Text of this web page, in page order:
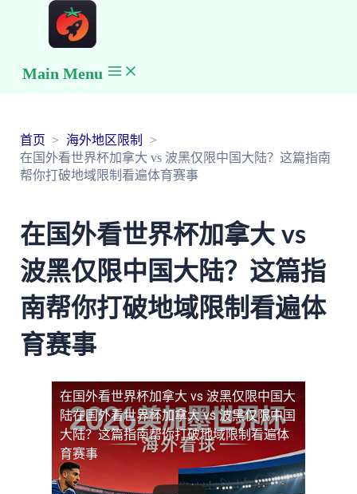
Main Menu
首页
海外地区限制
在国外看世界杯加拿大 vs 波黑仅限中国大陆？这篇指南
帮你打破地域限制看遍体育赛事
在国外看世界杯加拿大 vs
波黑仅限中国大陆？这篇指
南帮你打破地域限制看遍体
育赛事
在国外看世界杯加拿大 vs 波黑仅限中国大
陆在国外看世界杯加拿大 vs 波黑仅限中国
大陆？这篇指南帮你打破地域限制看遍体
育赛事